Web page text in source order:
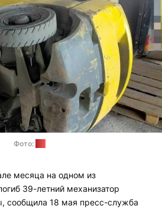
Фото:
месяца на одном из
39-летний механизатор
сообщила 18 мая пресс-служба